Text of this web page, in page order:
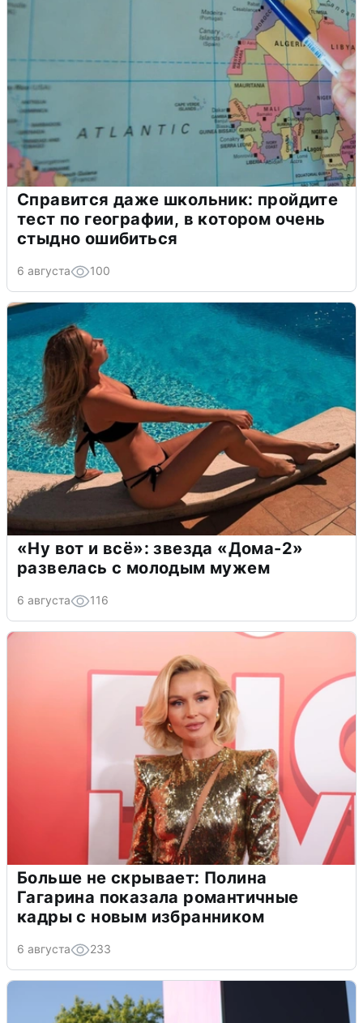
Справится даже школьник: пройдите
тест по географии, в котором очень
стыдно ошибиться
6 августа 100
«Ну вот и всё»: звезда «Дома-2»
развелась с молодым мужем
6 августа 116
Больше не скрывает: Полина
Гагарина показала романтичные
кадры с новым избранником
6 августа 233